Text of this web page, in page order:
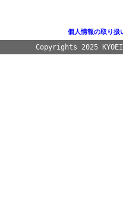
個人情報の取り扱
Copyrights 2025